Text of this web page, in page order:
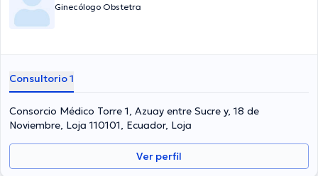
Ginecólogo Obstetra
Consultorio 1
Consorcio Médico Torre 1, Azuay entre Sucre y, 18 de
Noviembre, Loja 110101, Ecuador, Loja
Ver perfil